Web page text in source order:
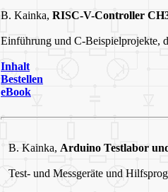
B. Kainka, RISC-V-Controller
Einführung und C-Beispielprojekte,
Inhalt
Bestellen
eBook
B. Kainka, Arduino Testlabor
Test- und Messgeräte und